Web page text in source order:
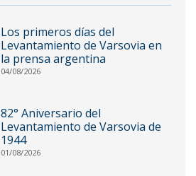
Los primeros días del
Levantamiento de Varsovia en
la prensa argentina
04/08/2026
82° Aniversario del
Levantamiento de Varsovia de
1944
01/08/2026